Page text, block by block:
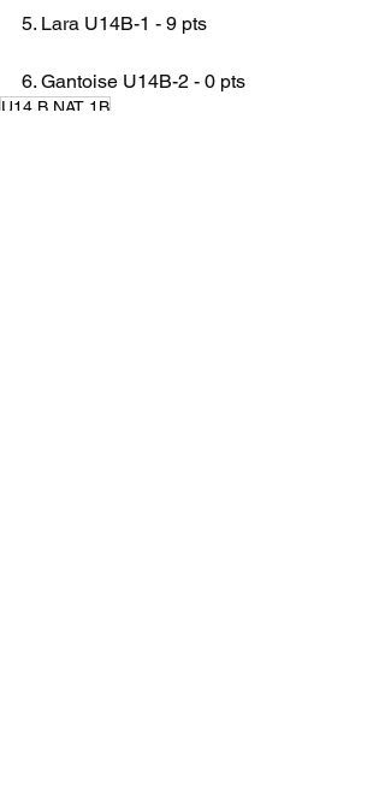
5. Lara U14B-1 - 9 pts
6. Gantoise U14B-2 - 0 pts
U14 B NAT 1B